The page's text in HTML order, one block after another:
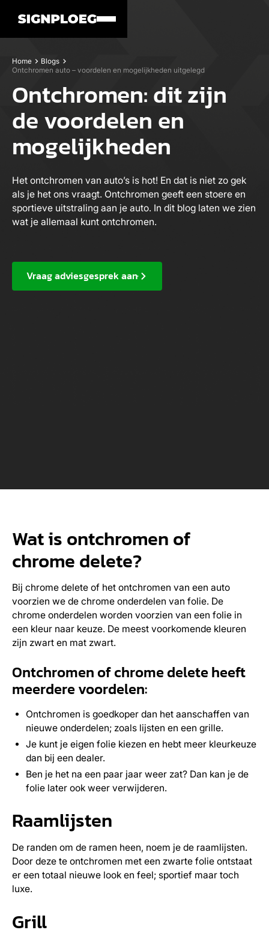
Home
Blogs
Ontchromen auto – voordelen en mogelijkheden uitgelegd
Ontchromen: dit zijn
de voordelen en
mogelijkheden
Het ontchromen van auto’s is hot! En dat is niet zo gek
als je het ons vraagt. Ontchromen geeft een stoere en
sportieve uitstraling aan je auto. In dit blog laten we zien
wat je allemaal kunt ontchromen.
Vraag adviesgesprek aan
Wat is ontchromen of
chrome delete?
Bij chrome delete of het ontchromen van een auto
voorzien we de chrome onderdelen van folie. De
chrome onderdelen worden voorzien van een folie in
een kleur naar keuze. De meest voorkomende kleuren
zijn zwart en mat zwart.
Ontchromen of chrome delete heeft
meerdere voordelen:
Ontchromen is goedkoper dan het aanschaffen van
nieuwe onderdelen; zoals lijsten en een grille.
Je kunt je eigen folie kiezen en hebt meer kleurkeuze
dan bij een dealer.
Ben je het na een paar jaar weer zat? Dan kan je de
folie later ook weer verwijderen.
Raamlijsten
De randen om de ramen heen, noem je de raamlijsten.
Door deze te ontchromen met een zwarte folie ontstaat
er een totaal nieuwe look en feel; sportief maar toch
luxe.
Grill